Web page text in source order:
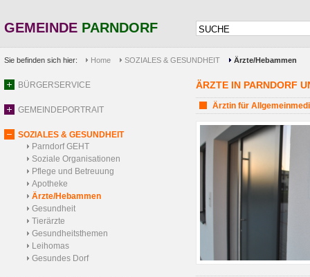
GEMEINDE PARNDORF
Sie befinden sich hier: Home SOZIALES & GESUNDHEIT Ärzte/Hebammen
BÜRGERSERVICE
GEMEINDEPORTRAIT
SOZIALES & GESUNDHEIT
Parndorf GEHT
Soziale Organisationen
Pflege und Betreuung
Apotheke
Ärzte/Hebammen
Gesundheit
Tierärzte
Gesundheitsthemen
Leihomas
Gesundes Dorf
ÄRZTE IN PARNDORF
Ärztin für